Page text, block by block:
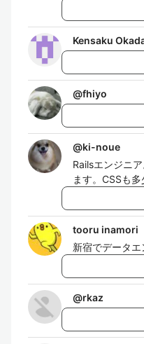
Kensaku
@fhiyo
@ki-noue
Railsエンジニ
ます。CSSも多
tooru inamori
新宿でデータエ
@rkaz